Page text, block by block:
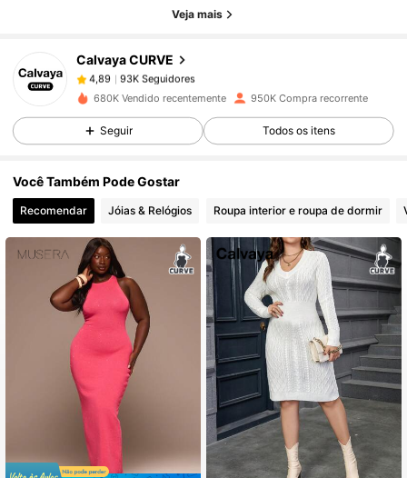
Veja mais
Calvaya CURVE
4,89
93K Seguidores
s***2pago1 dia atrás
4,89 93K Seguidores
4,89 93K Seguidores
4,89 93K Seguidores
4,89 93K Seguidores
93K Seguidores
93K Seguidores
680K Vendido recentemente 950K Compra recorrente
Seguir Todos os itens
Você Também Pode Gostar
Recomendar Jóias & Relógios Roupa interior e roupa de dormir